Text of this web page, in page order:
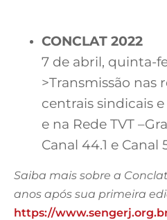
CONCLAT 2022
7 de abril, quinta-
>Transmissão nas
centrais sindicais e
e na Rede TVT
Canal 44.1 e Canal
Saiba mais sobre a
anos após sua primeira
https://